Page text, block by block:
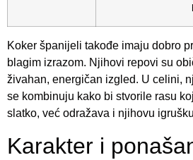
Koker španijeli takođe imaju dobro
blagim izrazom. Njihovi repovi su
živahan, energičan izgled. U celini,
se kombinuju kako bi stvorile rasu
slatko, već odražava i njihovu
Karakter i